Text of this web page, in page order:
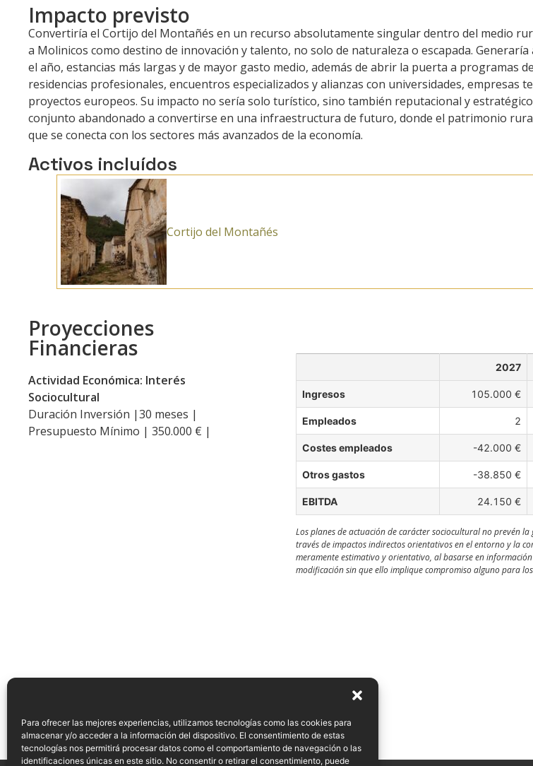
Para ofrecer las mejores experiencias, utilizamos tecnologías como las cookies para
almacenar y/o acceder a la información del dispositivo. El consentimiento de estas
tecnologías nos permitirá procesar datos como el comportamiento de navegación o las
identificaciones únicas en este sitio. No consentir o retirar el consentimiento, puede
Impacto previsto
Convertiría el Cortijo del Montañés en un recurso absolutamente singular dentro del medio
a Molinicos como destino de innovación y talento, no solo de naturaleza o escapada.
el año, estancias más largas y de mayor gasto medio, además de abrir la puerta a programas
residencias profesionales, encuentros especializados y alianzas con universidades, empresas
proyectos europeos. Su impacto no sería solo turístico, sino también reputacional y
conjunto abandonado a convertirse en una infraestructura de futuro, donde el patrimonio
que se conecta con los sectores más avanzados de la economía.
Activos incluídos
Cortijo del Montañés
Proyecciones
Financieras
Actividad Económica: Interés
Sociocultural
Duración Inversión |30 meses |
Presupuesto Mínimo | 350.000 € |
2027
Ingresos 105.000 €
Empleados 2
Costes empleados -42.000 €
Otros gastos -38.850 €
EBITDA 24.150 €
Los planes de actuación de carácter sociocultural no prevén
través de impactos indirectos orientativos en el entorno y la
meramente estimativo y orientativo, al basarse en
modificación sin que ello implique compromiso alguno para